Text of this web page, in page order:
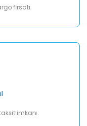
fırsatı.
imkanı.